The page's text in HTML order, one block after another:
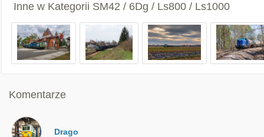
Inne w Kategorii SM42 / 6Dg / Ls800 / Ls1000
Komentarze
Drago